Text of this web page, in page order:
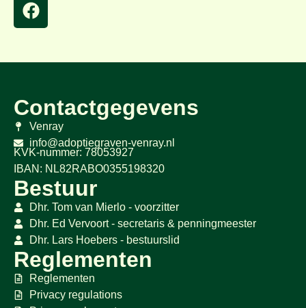
Contactgegevens
Venray
info@adoptiegraven-venray.nl
KVK-nummer: 78053927
IBAN: NL82RABO0355198320
Bestuur
Dhr. Tom van Mierlo - voorzitter
Dhr. Ed Vervoort - secretaris & penningmeester
Dhr. Lars Hoebers - bestuurslid
Reglementen
Reglementen
Privacy regulations